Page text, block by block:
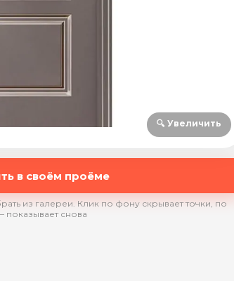
🔍 Увеличить
в своём проёме
из галереи. Клик по фону скрывает точки, по
показывает снова